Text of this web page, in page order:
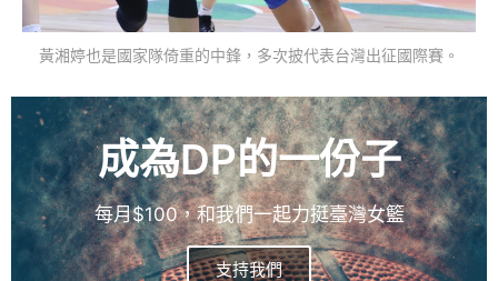
黃湘婷也是國家隊倚重的中鋒，多次披代表台灣出征國際賽。
成為DP的一份子
每月$100，和我們一起力挺臺灣女籃
支持我們